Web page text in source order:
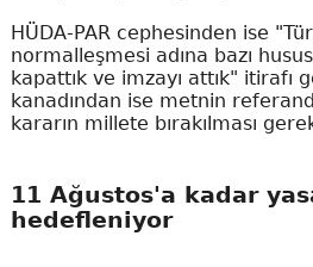
HÜDA-PAR cephesinden ise
normalleşmesi adına bazı
kapattık ve imzayı attık" itirafı
kanadından ise metnin
kararın millete bırakılması
11 Ağustos'a kadar
hedefleniyor